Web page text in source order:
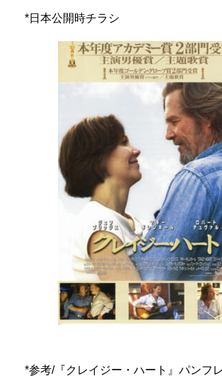
*日本公開時チラシ
*参考/『クレイジー・ハート』パンフ